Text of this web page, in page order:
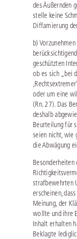
des Äußernden
stelle keine
Diffamierung
b)
geschützten
ob es sich „bei
oder um eine
(Rn. 27). Das
deshalb
Beurteilung für
seien nicht, wie
die Abwägung
Besonderheiten
strafbewehrten
erscheinen,
Meinung, der
wollte und ihre
Inhalt erhalten
Beklagte